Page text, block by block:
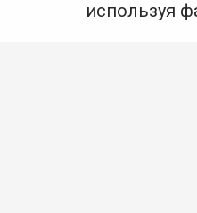
используя